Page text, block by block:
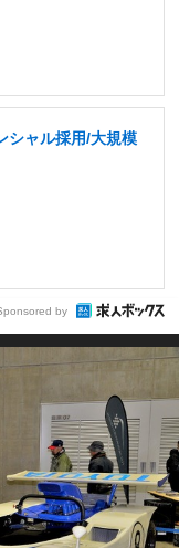
シャル採用/大規模
by